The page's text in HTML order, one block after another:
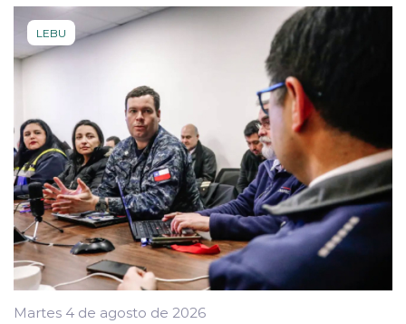
LEBU
Martes 4 de agosto de 2026